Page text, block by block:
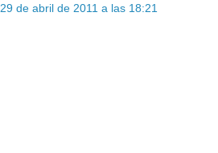
29 de abril de 2011 a las 18:21